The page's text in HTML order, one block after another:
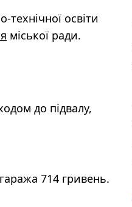
освіти
міської ради.
до підвалу,
714 гривень.